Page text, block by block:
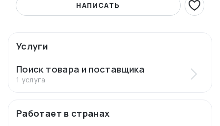
НАПИСАТЬ
Услуги
Поиск товара и поставщика
1 услуга
Работает в странах